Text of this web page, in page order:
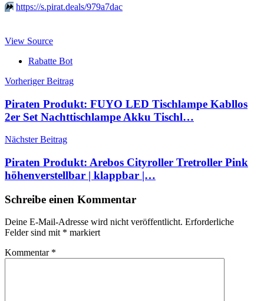
⏩️ https://s.pirat.deals/979a7dac
View Source
Rabatte Bot
Beitragsnavigation
Vorheriger Beitrag
Piraten Produkt: FUYO LED Tischlampe Kabllos
2er Set Nachttischlampe Akku Tischl…
Nächster Beitrag
Piraten Produkt: Arebos Cityroller Tretroller Pink
höhenverstellbar | klappbar |…
Schreibe einen Kommentar
Deine E-Mail-Adresse wird nicht veröffentlicht. Erforderliche
Felder sind mit * markiert
Kommentar *